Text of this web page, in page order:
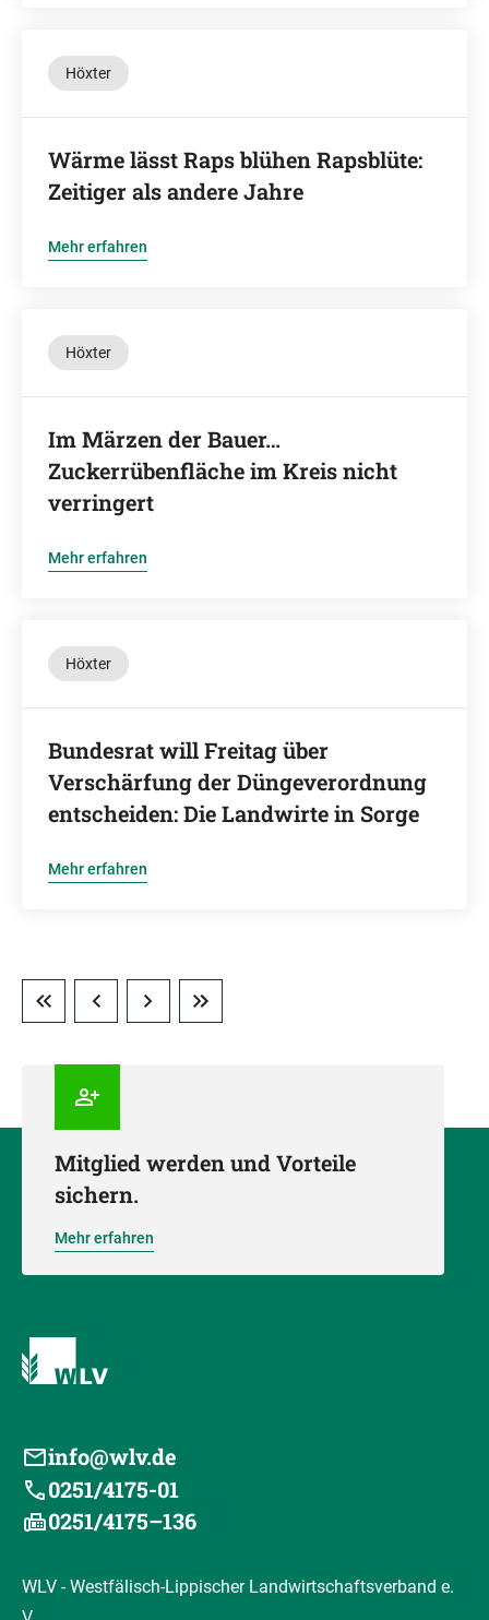
Höxter
Wärme lässt Raps blühen Rapsblüte:
Zeitiger als andere Jahre
Mehr erfahren
Höxter
Im Märzen der Bauer…
Zuckerrübenfläche im Kreis nicht
verringert
Mehr erfahren
Höxter
Bundesrat will Freitag über
Verschärfung der Düngeverordnung
entscheiden: Die Landwirte in Sorge
Mehr erfahren
Mitglied werden und Vorteile
sichern.
Mehr erfahren
info@wlv.de
0251/4175-01
0251/4175–136
WLV - Westfälisch-Lippischer Landwirtschaftsverband e.